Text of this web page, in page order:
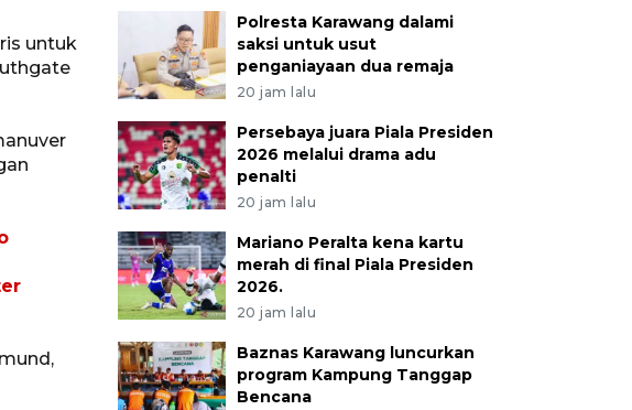
untuk
Polresta Karawang dalami
saksi untuk usut
penganiayaan dua remaja
20 jam lalu
Persebaya juara Piala Presiden
2026 melalui drama adu
penalti
20 jam lalu
Mariano Peralta kena kartu
merah di final Piala Presiden
2026.
20 jam lalu
Baznas Karawang luncurkan
program Kampung Tanggap
Bencana